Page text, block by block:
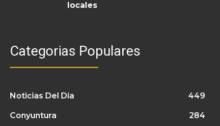
locales
Categorias Populares
Noticias Del Dia 449
Conyuntura 284